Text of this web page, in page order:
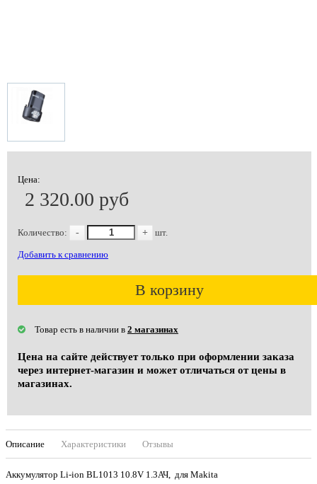
Цена:
2 320.00 руб
Количество: - + шт.
Добавить к сравнению
В корзину
Товар есть в наличии в 2 магазинах
Цена на сайте действует только при оформлении заказа
через интернет-магазин и может отличаться от цены в
магазинах.
Описание Характеристики Отзывы
Аккумулятор Li-ion BL1013 10.8V 1.3АЧ, для Makita